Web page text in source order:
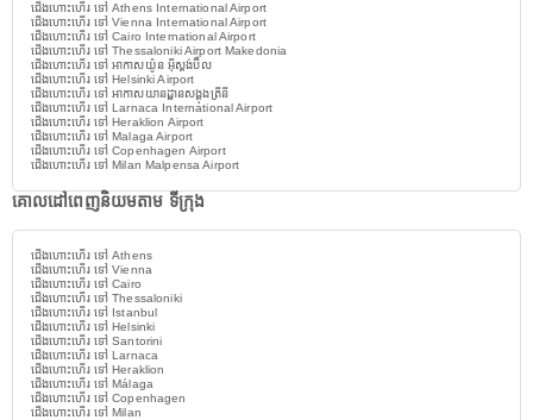
ជើងហោះហើរ ទៅ Athens International Airport
ជើងហោះហើរ ទៅ Vienna International Airport
ជើងហោះហើរ ទៅ Cairo International Airport
ជើងហោះហើរ ទៅ Thessaloniki Airport Makedonia
ជើងហោះហើរ ទៅ អាកាសយ៉ូន អ៊ីស្តង់ប៊ឺល
ជើងហោះហើរ ទៅ Helsinki Airport
ជើងហោះហើរ ទៅ អាកាសយានដ្ឋានសង្តុងត្រីនី
ជើងហោះហើរ ទៅ Larnaca International Airport
ជើងហោះហើរ ទៅ Heraklion Airport
ជើងហោះហើរ ទៅ Malaga Airport
ជើងហោះហើរ ទៅ Copenhagen Airport
ជើងហោះហើរ ទៅ Milan Malpensa Airport
គោលដៅពេញនិយមតាម ទីក្រុង
ជើងហោះហើរ ទៅ Athens
ជើងហោះហើរ ទៅ Vienna
ជើងហោះហើរ ទៅ Cairo
ជើងហោះហើរ ទៅ Thessaloniki
ជើងហោះហើរ ទៅ Istanbul
ជើងហោះហើរ ទៅ Helsinki
ជើងហោះហើរ ទៅ Santorini
ជើងហោះហើរ ទៅ Larnaca
ជើងហោះហើរ ទៅ Heraklion
ជើងហោះហើរ ទៅ Málaga
ជើងហោះហើរ ទៅ Copenhagen
ជើងហោះហើរ ទៅ Milan